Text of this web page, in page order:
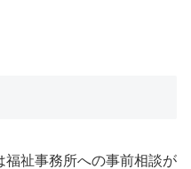
祉事務所への事前相談が